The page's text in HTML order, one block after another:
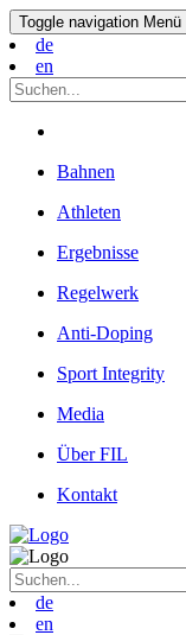
Toggle navigation Menü
de
en
Bahnen
Athleten
Ergebnisse
Regelwerk
Anti-Doping
Sport Integrity
Media
Über FIL
Kontakt
de
en